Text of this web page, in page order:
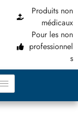
Produits non
médicaux
Pour les non
professionnel
s